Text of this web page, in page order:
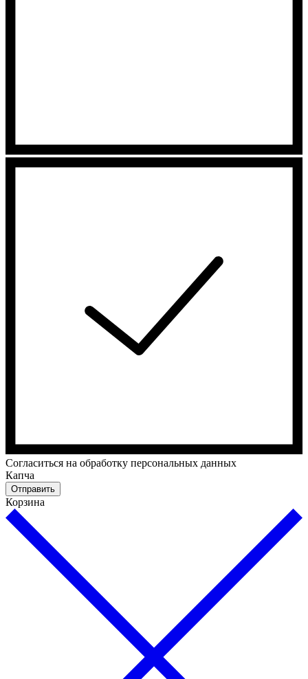
Cогласиться на обработку персональных данных
Капча
Отправить
Корзина